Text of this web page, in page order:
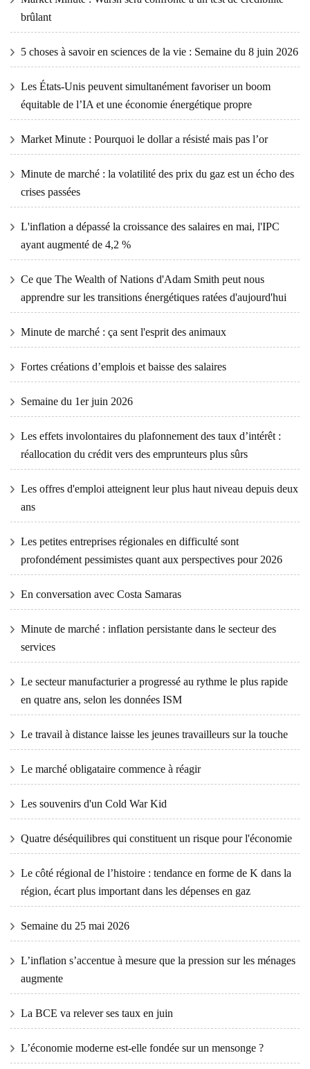
brûlant
5 choses à savoir en sciences de la vie : Semaine du 8 juin 2026
Les États-Unis peuvent simultanément favoriser un boom
équitable de l’IA et une économie énergétique propre
Market Minute : Pourquoi le dollar a résisté mais pas l’or
Minute de marché : la volatilité des prix du gaz est un écho des
crises passées
L'inflation a dépassé la croissance des salaires en mai, l'IPC
ayant augmenté de 4,2 %
Ce que The Wealth of Nations d'Adam Smith peut nous
apprendre sur les transitions énergétiques ratées d'aujourd'hui
Minute de marché : ça sent l'esprit des animaux
Fortes créations d’emplois et baisse des salaires
Semaine du 1er juin 2026
Les effets involontaires du plafonnement des taux d’intérêt :
réallocation du crédit vers des emprunteurs plus sûrs
Les offres d'emploi atteignent leur plus haut niveau depuis deux
ans
Les petites entreprises régionales en difficulté sont
profondément pessimistes quant aux perspectives pour 2026
En conversation avec Costa Samaras
Minute de marché : inflation persistante dans le secteur des
services
Le secteur manufacturier a progressé au rythme le plus rapide
en quatre ans, selon les données ISM
Le travail à distance laisse les jeunes travailleurs sur la touche
Le marché obligataire commence à réagir
Les souvenirs d'un Cold War Kid
Quatre déséquilibres qui constituent un risque pour l'économie
Le côté régional de l’histoire : tendance en forme de K dans la
région, écart plus important dans les dépenses en gaz
Semaine du 25 mai 2026
L’inflation s’accentue à mesure que la pression sur les ménages
augmente
La BCE va relever ses taux en juin
L’économie moderne est-elle fondée sur un mensonge ?